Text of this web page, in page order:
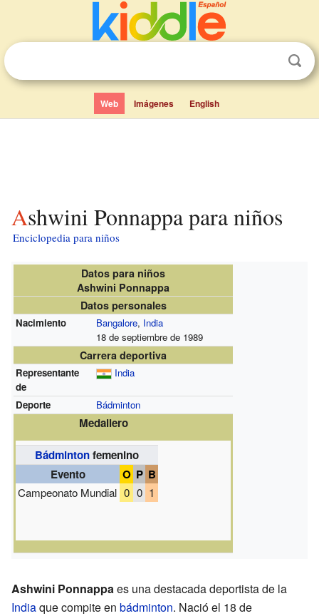
Web Imágenes English
Ashwini Ponnappa para niños
Enciclopedia para niños
Datos para niños
Ashwini Ponnappa
Datos personales
Nacimiento Bangalore, India
18 de septiembre de 1989
Carrera deportiva
Representante
de
India
Deporte Bádminton
Medallero
Bádmintonfemenino
Evento
O P B
Campeonato Mundial 0 0 1
Ashwini Ponnappaes una destacada deportista de la
Indiaque compite en bádminton. Nació el 18 de